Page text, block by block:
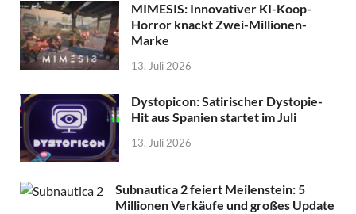
MIMESIS: Innovativer KI-Koop-
Horror knackt Zwei-Millionen-
Marke
13. Juli 2026
Dystopicon: Satirischer Dystopie-
Hit aus Spanien startet im Juli
13. Juli 2026
Subnautica 2 feiert Meilenstein: 5
Millionen Verkäufe und großes Update